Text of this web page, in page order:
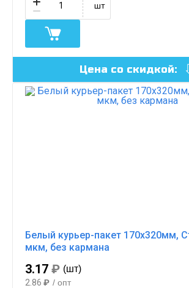
шт
Цена со скидкой:
Белый курьер-пакет 170х320мм,
мкм, без кармана
3.17 ₽ (шт)
2.86 ₽ / опт